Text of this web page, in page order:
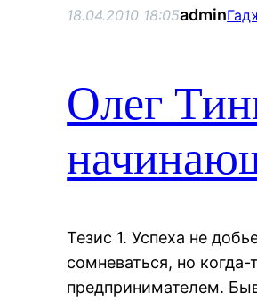
18.04.2010 18:05admin
Олег
Тезис 1. Успеха не
сомневаться, но
предпринимателем.